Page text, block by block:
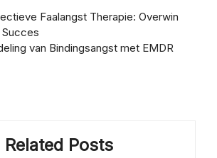
Faalangst Therapie: Overwin
van Bindingsangst met EMDR
Related Posts